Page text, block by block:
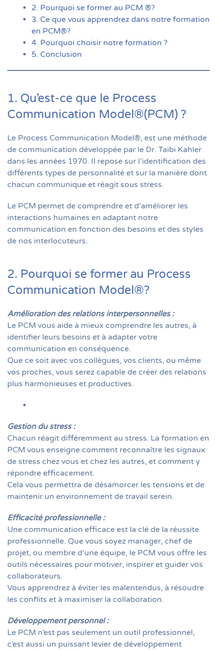
2. Pourquoi se former au PCM ®?
3. Ce que vous apprendrez dans notre formation
en PCM®?
4. Pourquoi choisir notre formation ?
5. Conclusion
1. Qu’est-ce que le Process
Communication Model®(PCM) ?
Le Process Communication Model®, est une méthode
de communication développée par le Dr. Taibi Kahler
dans les années 1970. Il repose sur l’identification des
différents types de personnalité et sur la manière dont
chacun communique et réagit sous stress.
Le PCM permet de comprendre et d’améliorer les
interactions humaines en adaptant notre
communication en fonction des besoins et des styles
de nos interlocuteurs.
2. Pourquoi se former au Process
Communication Model®?
Amélioration des relations interpersonnelles:
Le PCM vous aide à mieux comprendre les autres, à
identifier leurs besoins et à adapter votre
communication en conséquence.
Que ce soit avec vos collègues, vos clients, ou même
vos proches, vous serez capable de créer des relations
plus harmonieuses et productives.
Gestion du stress:
Chacun réagit différemment au stress. La formation en
PCM vous enseigne comment reconnaître les signaux
de stress chez vous et chez les autres, et comment y
répondre efficacement.
Cela vous permettra de désamorcer les tensions et de
maintenir un environnement de travail serein.
Efficacité professionnelle:
Une communication efficace est la clé de la réussite
professionnelle. Que vous soyez manager, chef de
projet, ou membre d’une équipe, le PCM vous offre les
outils nécessaires pour motiver, inspirer et guider vos
collaborateurs.
Vous apprendrez à éviter les malentendus, à résoudre
les conflits et à maximiser la collaboration.
Développement personnel:
Le PCM n’est pas seulement un outil professionnel,
c’est aussi un puissant levier de développement